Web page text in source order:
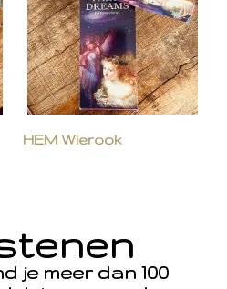
HEM Wierook
je meer dan 100